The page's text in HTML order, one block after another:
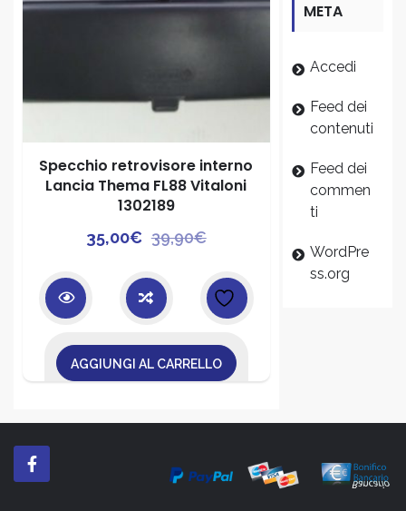
Specchio retrovisore interno
Lancia Thema FL88 Vitaloni
1302189
39,90€Il
originale
era:
35,00€
Il
attuale
è:
AGGIUNGI AL CARRELLO
META
Accedi
Feed dei
contenuti
Feed dei
commen
ti
WordPre
ss.org